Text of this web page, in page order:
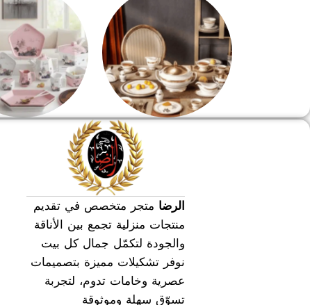
طقم عشاء
الرضا متجر متخصص في تقديم
منتجات منزلية تجمع بين الأناقة
والجودة لتكمّل جمال كل بيت
نوفر تشكيلات مميزة بتصميمات
عصرية وخامات تدوم، لتجربة
تسوّق سهلة وموثوقة